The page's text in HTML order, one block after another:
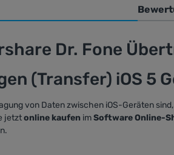
Dr. Fone
(Transfer) iOS 5
von Daten zwischen iOS-Geräten
jetztonline kaufen imSoftware Online-